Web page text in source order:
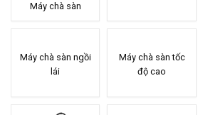
Máy chà sàn
Máy chà sàn ngồi
lái
Máy chà sàn tốc
độ cao